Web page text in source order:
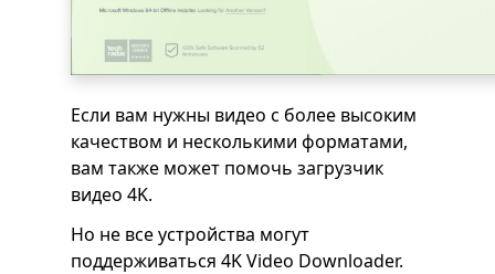
Если вам нужны видео с более высоким
качеством и несколькими форматами,
вам также может помочь загрузчик
видео 4K.
Но не все устройства могут
поддерживаться 4K Video Downloader.